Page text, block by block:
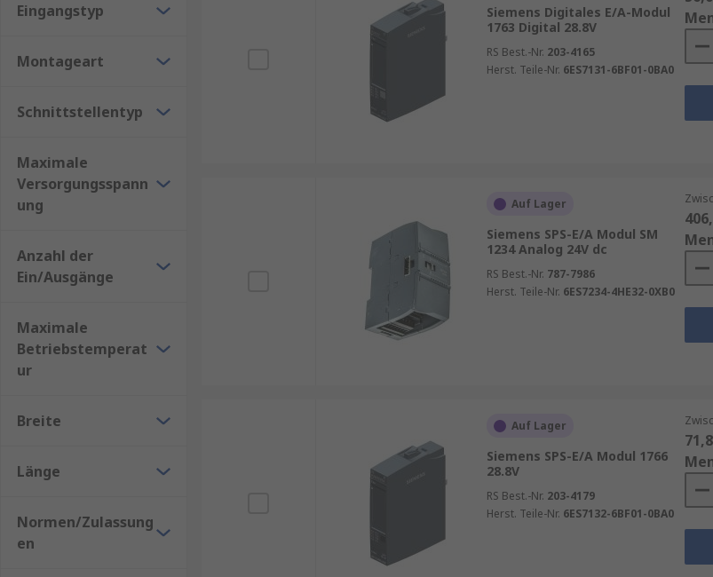
Welche SPS-E/A-Module eignen sich für industrielle Automatisierungsanlagen? Man verwendet
E/A-Module, die für den industriellen Dauerbetrieb und die jeweiligen Umgebungsbedingungen
Wie stellt man die Kompatibilität eines SPS-E/A-Moduls sicher?Man sollte die technischen
Protokolle sowie die Anforderungen des Herstellers vergleichen.
Eingangstyp
Montageart
Schnittstellentyp
Maximale
Versorgungsspann
ung
Anzahl der
Ein/Ausgänge
Maximale
Betriebstemperat
ur
Breite
Länge
Normen/Zulassung
en
Siemens Digitales E/A-Modul
1763 Digital 28.8V
RS Best.-Nr. 203-4165
Herst. Teile-Nr. 6ES7131-6BF01-0BA0
Auf Lager
Siemens SPS-E/A Modul SM
1234 Analog 24V dc
RS Best.-Nr. 787-7986
Herst. Teile-Nr. 6ES7234-4HE32-0XB0
Auf Lager
Siemens SPS-E/A Modul 1766
28.8V
RS Best.-Nr. 203-4179
Herst. Teile-Nr. 6ES7132-6BF01-0BA0